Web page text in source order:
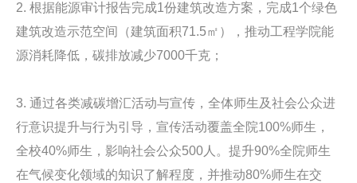
2. 根据能源审计报告完成1份建筑改造方案，完成1个绿色
建筑改造示范空间（建筑面积71.5㎡），推动工程学院能
源消耗降低，碳排放减少7000千克；
3. 通过各类减碳增汇活动与宣传，全体师生及社会公众进
行意识提升与行为引导，宣传活动覆盖全院100%师生，
全校40%师生，影响社会公众500人。提升90%全院师生
在气候变化领域的知识了解程度，并推动80%师生在交